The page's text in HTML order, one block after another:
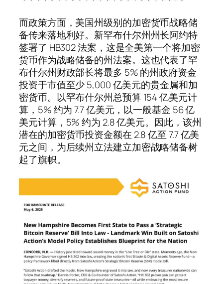
而政策方面，美国州级别的加密货币战略储
备传来落地利好。新罕布什尔州州长阿约特
签署了 HB302 法案，这是全美第一个将加密
货币作为战略储备的州法案。这也代表了罕
布什尔州财政部长将最多 5% 的州政府资金
投资于市值至少 5,000 亿美元的贵金属和加
密货币。以罕布什尔州总预算 154 亿美元计
算，5% 约为 7.7 亿美元，以一般基金 56 亿
美元计算，5% 约为 2.8 亿美元。因此，该州
潜在的加密货币投资金额在 2.8 亿至 7.7 亿美
元之间，为后续州立法建立加密战略储备树
起了旗帜。